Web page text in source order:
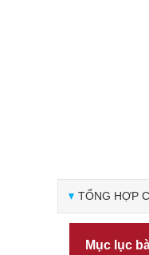
TỔNG HỢP
Mục lục